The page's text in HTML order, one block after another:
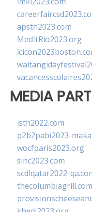
apsth2023.com
MedItRio2023.org
MEDIA
isth2022.com
p2b2pabi2023-
wocfparis2023.org
sinc2023.com
scdlqatar2022-
thecolumbiagrill.com